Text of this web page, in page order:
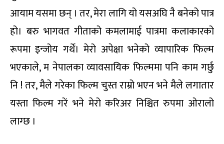
आयाम यसमा छन् । तर, मेरा लागि यो यसअघि नै बनेको पात्र
हो। बरु भागवत गीताको कमलामाई पात्रमा कलाकारको
रूपमा इन्जोय गर्थें। मेरो अपेक्षा भनेको व्यापारिक फिल्म
भएकाले, म नेपालका व्यावसायिक फिल्ममा पनि काम गर्छु
नि ! तर, मैले गरेका फिल्म चुस्त राम्रो भएन भने मैले लगातार
यस्ता फिल्म गरें भने मेरो करिअर निश्चित रुपमा ओरालो
लाग्छ ।